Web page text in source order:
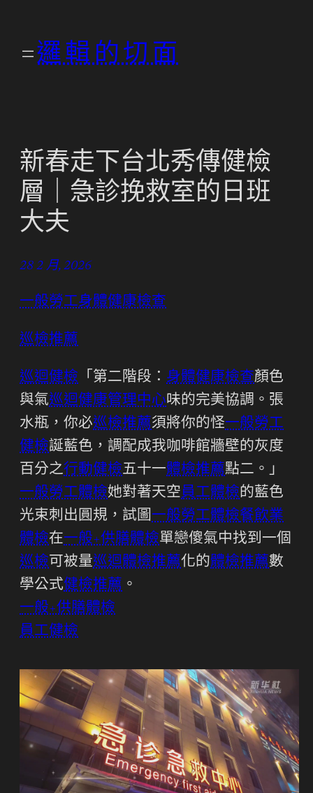
邏輯的切面
新春走下台北秀傳健檢
層｜急診挽救室的日班
大夫
28 2 月, 2026
一般勞工身體健康檢查
巡檢推薦
巡迴健檢 「第二階段： 身體健康檢查顏色
與氣巡迴健康管理中心味的完美協調。張
水瓶，你必巡檢推薦須將你的怪一般勞工
健檢誕藍色，調配成我咖啡館牆壁的灰度
百分之行動健檢五十一體檢推薦點二。」
一般勞工體檢她對著天空員工體檢的藍色
光束刺出圓規，試圖一般勞工體檢餐飲業
體檢在一般+供膳體檢單戀傻氣中找到一個
巡檢可被量巡迴體檢推薦化的體檢推薦數
學公式健檢推薦 。
一般+供膳體檢
員工健檢